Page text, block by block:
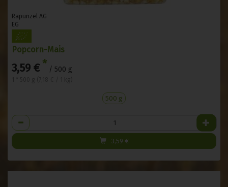
Rapunzel AG
EG
Popcorn-Mais
3,59 € * / 500 g
500 g
Anzahl
3,59 €